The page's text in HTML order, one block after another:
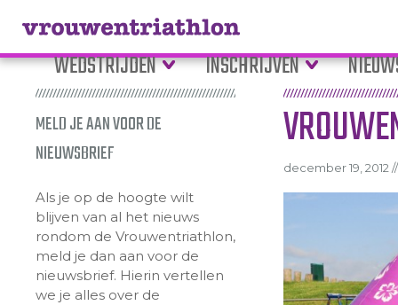
WEDSTRIJDEN INSCHRIJVEN
MELD JE AAN VOOR DE
NIEUWSBRIEF
Als je op de hoogte wilt
blijven van al het nieuws
rondom de Vrouwentriathlon,
meld je dan aan voor de
nieuwsbrief. Hierin vertellen
we je alles over de
december 19, 2012 //